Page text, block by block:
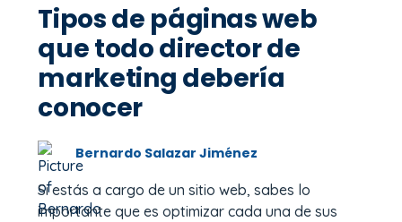
Tipos de páginas web
que todo director de
marketing debería
conocer
Bernardo Salazar Jiménez
Si estás a cargo de un sitio web, sabes lo
importante que es optimizar cada una de sus